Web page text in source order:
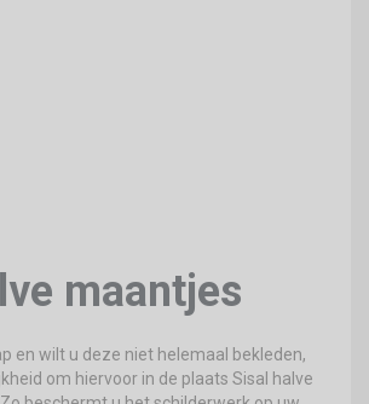
maantjes
en wilt u deze niet helemaal bekleden,
om hiervoor in de plaats Sisal halve